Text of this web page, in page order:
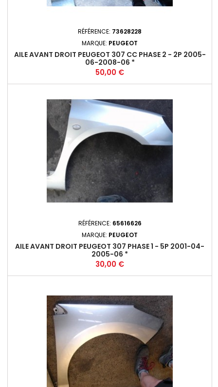
RÉFÉRENCE: 73628228
MARQUE: PEUGEOT
AILE AVANT DROIT PEUGEOT 307 CC PHASE 2 - 2P 2005-
06-2008-06 *
Prix
50,00 €
RÉFÉRENCE: 65616626
MARQUE: PEUGEOT
AILE AVANT DROIT PEUGEOT 307 PHASE 1 - 5P 2001-04-
2005-06 *
Prix
30,00 €